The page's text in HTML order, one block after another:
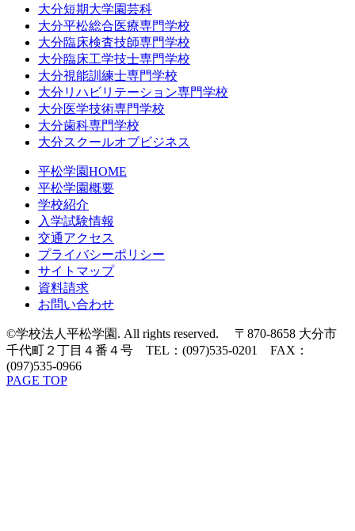
大分短期大学園芸科
大分平松総合医療専門学校
大分臨床検査技師専門学校
大分臨床工学技士専門学校
大分視能訓練士専門学校
大分リハビリテーション専門学校
大分医学技術専門学校
大分歯科専門学校
大分スクールオブビジネス
平松学園HOME
平松学園概要
学校紹介
入学試験情報
交通アクセス
プライバシーポリシー
サイトマップ
資料請求
お問い合わせ
©学校法人平松学園. All rights reserved. 〒870-8658 大分市
千代町２丁目４番４号 TEL：(097)535-0201 FAX：
(097)535-0966
PAGE TOP